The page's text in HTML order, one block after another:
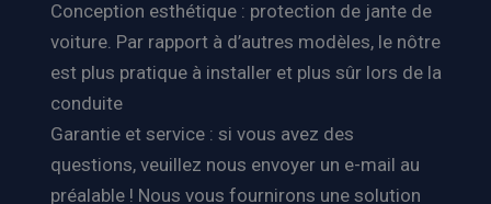
Conception esthétique : protection de jante de
voiture. Par rapport à d’autres modèles, le nôtre
est plus pratique à installer et plus sûr lors de la
conduite
Garantie et service : si vous avez des
questions, veuillez nous envoyer un e-mail au
préalable ! Nous vous fournirons une solution